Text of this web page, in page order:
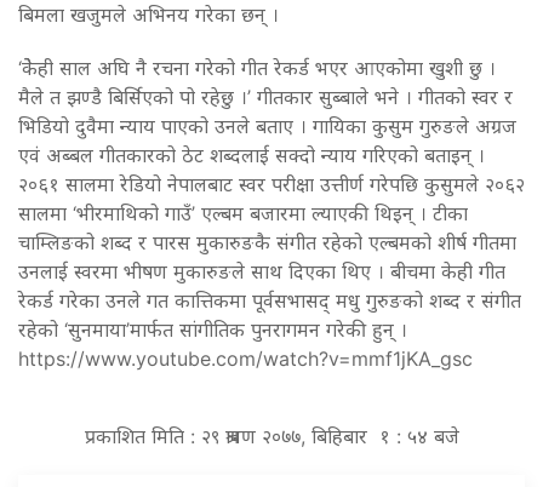
बिमला खजुमले अभिनय गरेका छन् ।
‘केेेही साल अघि नै रचना गरेको गीत रेकर्ड भएर आएकोमा खुशी छु ।
मैले त झण्डै बिर्सिएको पो रहेछु ।’ गीतकार सुब्बाले भने । गीतको स्वर र
भिडियो दुवैमा न्याय पाएको उनले बताए । गायिका कुसुम गुरुङले अग्रज
एवं अब्बल गीतकारको ठेट शब्दलाई सक्दो न्याय गरिएको बताइन् ।
२०६१ सालमा रेडियो नेपालबाट स्वर परीक्षा उत्तीर्ण गरेपछि कुसुमले २०६२
सालमा ‘भीरमाथिको गाउँ’ एल्बम बजारमा ल्याएकी थिइन् । टीका
चाम्लिङको शब्द र पारस मुकारुङकै संगीत रहेको एल्बमको शीर्ष गीतमा
उनलाई स्वरमा भीषण मुकारुङले साथ दिएका थिए । बीचमा केही गीत
रेकर्ड गरेका उनले गत कात्तिकमा पूर्वसभासद् मधु गुरुङको शब्द र संगीत
रहेको ‘सुनमाया’मार्फत सांगीतिक पुनरागमन गरेकी हुन् ।
https://www.youtube.com/watch?v=mmf1jKA_gsc
प्रकाशित मिति : २९ श्रावण २०७७, बिहिबार १ : ५४ बजे